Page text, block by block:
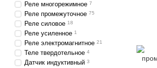
Реле многорежимное 7
Реле промежуточное 75
Реле силовое 18
Реле усиленное 1
Реле электромагнитное 21
Теле твердотельное 4
Датчик индуктивный 3